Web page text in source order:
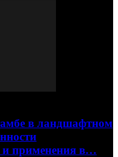
в ландшафтном
применения в…